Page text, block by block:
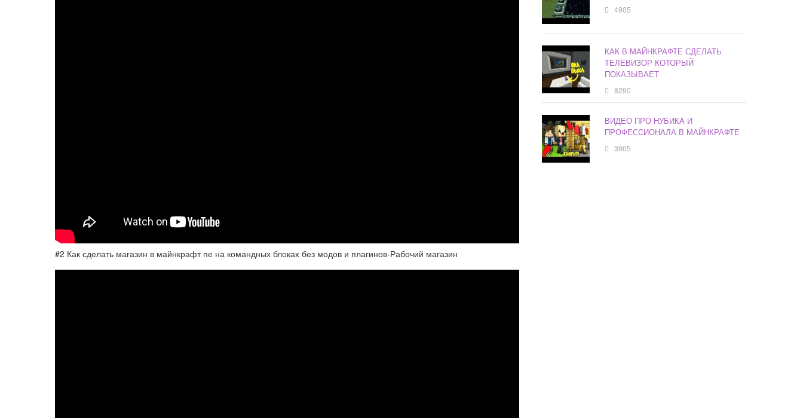
#2 Как сделать магазин в майнкрафт пе на командных блоках без модов и плагинов-Рабочий магазин
4905
КАК В МАЙНКРАФТЕ СДЕЛАТЬ
ТЕЛЕВИЗОР КОТОРЫЙ
ПОКАЗЫВАЕТ
8290
ВИДЕО ПРО НУБИКА И
ПРОФЕССИОНАЛА В МАЙНКРАФТЕ
3905